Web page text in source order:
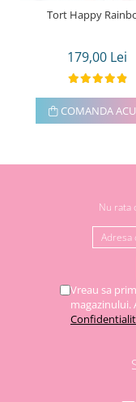
Tort Happy
179,00 Lei
COMANDA
Nu rata
Vreau sa
magazinului.